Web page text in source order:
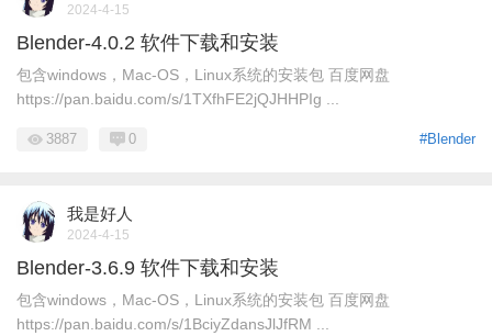
2024-4-15
Blender-4.0.2 软件下载和安装
包含windows，Mac-OS，Linux系统的安装包 百度网盘
https://pan.baidu.com/s/1TXfhFE2jQJHHPIg ...
#Blender
3887 0
我是好人
2024-4-15
Blender-3.6.9 软件下载和安装
包含windows，Mac-OS，Linux系统的安装包 百度网盘
https://pan.baidu.com/s/1BciyZdansJlJfRM ...